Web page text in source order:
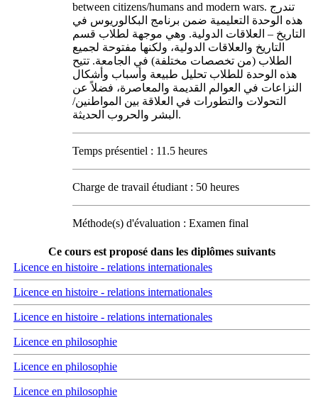
between citizens/humans and modern wars. تندرج
هذه الوحدة التعليمية ضمن برنامج البكالوريوس في
التاريخ – العلاقات الدولية. وهي موجهة لطلاب قسم
التاريخ والعلاقات الدولية، ولكنها مفتوحة لجميع
الطلاب (من تخصصات مختلفة) في الجامعة. تتيح
هذه الوحدة للطلاب تحليل طبيعة وأسباب وأشكال
النزاعات في العوالم القديمة والمعاصرة، فضلاً عن
التحولات والتطورات في العلاقة بين المواطنين/
البشر والحروب الحديثة.
Temps présentiel : 11.5 heures
Charge de travail étudiant : 50 heures
Méthode(s) d'évaluation : Examen final
Ce cours est proposé dans les diplômes suivants
Licence en histoire - relations internationales
Licence en histoire - relations internationales
Licence en histoire - relations internationales
Licence en philosophie
Licence en philosophie
Licence en philosophie